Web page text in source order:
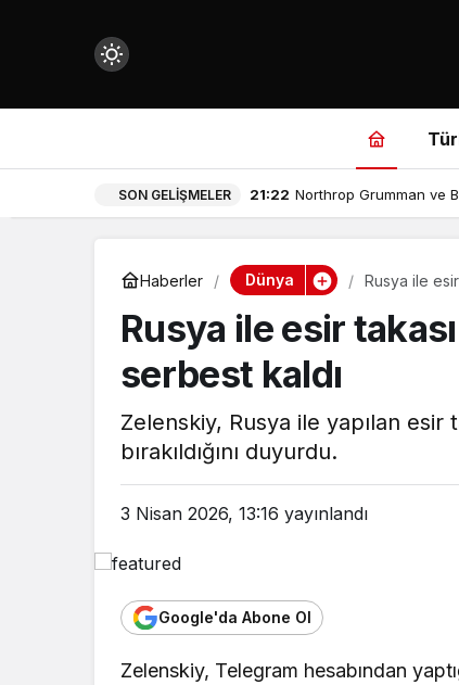
Mod
SON GELIŞMELER 21:22 Northrop Grumman ve
Haberler Dünya Rusya ile
Rusya ile esir
serbest kaldı
Zelenskiy, Rusya ile yapılan esir
bırakıldığını duyurdu.
3 Nisan 2026, 13:16 yayınlandı
Google'da Abone Ol
Zelenskiy, Telegram hesabından